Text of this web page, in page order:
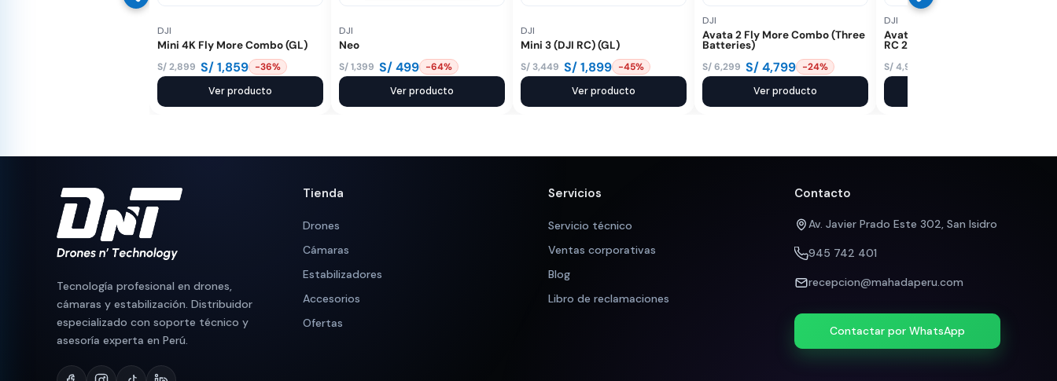
DJI
Mini 4K Fly More Combo (GL)
S/2,899
El
original
S/1,859
El
actual
-36%
Ver producto
DJI
Neo
S/1,399
El
original
S/499
El
actual
-64%
Ver producto
DJI
Mini 3 (DJI RC) (GL)
S/ 3,449
El
original
S/1,899
El
actual
-45%
Ver producto
DJI
Avata 2 Fly More Combo (Three
Batteries)
S/6,299
El
original
S/4,799
El
actual
-24%
Ver producto
DJI
Avata 360 Fly More Combo (DJI
RC 2)
S/4,999
El
original
El
actual
Tecnología profesional en drones,
cámaras y estabilización. Distribuidor
especializado con soporte técnico y
asesoría experta en Perú.
Tienda
Drones
Cámaras
Estabilizadores
Accesorios
Ofertas
Servicios
Servicio técnico
Ventas corporativas
Blog
Libro de reclamaciones
Contacto
Av. Javier Prado Este 302, San Isidro
945 742 401
recepcion@mahadaperu.com
Contactar por WhatsApp